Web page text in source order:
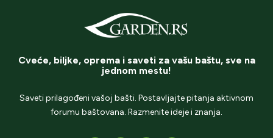
Cveće, biljke, oprema i saveti za vašu baštu, sve na
jednom mestu!
Saveti prilagođeni vašoj bašti. Postavljajte pitanja aktivnom
forumu baštovana. Razmenite ideje i znanja.